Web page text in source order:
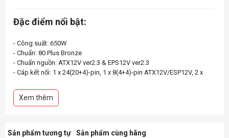
Đặc điểm nổi bật:
- Công suất: 650W
- Chuẩn: 80 Plus Bronze
- Chuẩn nguồn: ATX12V ver2.3 & EPS12V ver2.3
- Cáp kết nối: 1 x 24(20+4)-pin, 1 x 8(4+4)-pin ATX12V/ESP12V, 2 x
Xem thêm
Sản phẩm tương tự Sản phẩm cùng hãng